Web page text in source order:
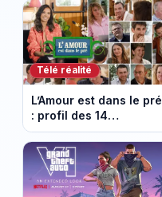
Télé réalité
L’Amour est dans le pré
: profil des 14
agriculteurs, speed
dating inédit et de
nouvelles histoires
d’amour